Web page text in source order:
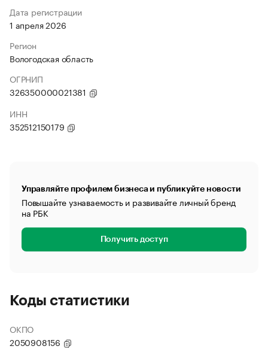
Дата регистрации
1 апреля 2026
Регион
Вологодская область
ОГРНИП
326350000021381
ИНН
352512150179
Управляйте профилем бизнеса и публикуйте новости
Повышайте узнаваемость и развивайте личный бренд
на РБК
Получить доступ
Коды статистики
ОКПО
2050908156